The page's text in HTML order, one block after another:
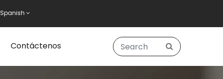
Spanish
Contáctenos